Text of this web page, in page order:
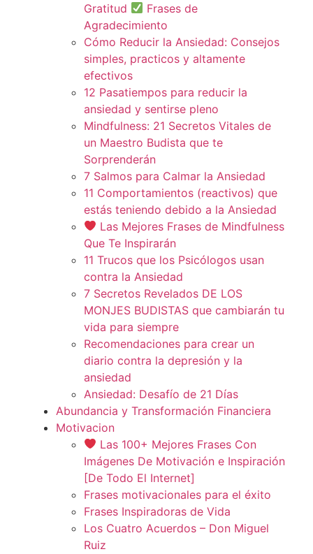
Gratitud
Frases de
Agradecimiento
Cómo Reducir la Ansiedad: Consejos
simples, practicos y altamente
efectivos
12 Pasatiempos para reducir la
ansiedad y sentirse pleno
Mindfulness: 21 Secretos Vitales de
un Maestro Budista que te
Sorprenderán
7 Salmos para Calmar la Ansiedad
11 Comportamientos (reactivos) que
estás teniendo debido a la Ansiedad
Las Mejores Frases de Mindfulness
Que Te Inspirarán
11 Trucos que los Psicólogos usan
contra la Ansiedad
7 Secretos Revelados DE LOS
MONJES BUDISTAS que cambiarán tu
vida para siempre
Recomendaciones para crear un
diario contra la depresión y la
ansiedad
Ansiedad: Desafío de 21 Días
Abundancia y Transformación Financiera
Motivacion
Las 100+ Mejores Frases Con
Imágenes De Motivación e Inspiración
[De Todo El Internet]
Frases motivacionales para el éxito
Frases Inspiradoras de Vida
Los Cuatro Acuerdos – Don Miguel
Ruiz